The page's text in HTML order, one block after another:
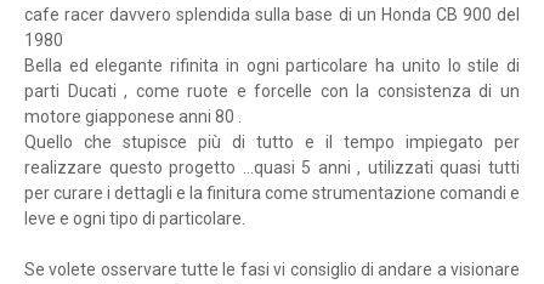
cafe racer davvero splendida sulla base di un Honda CB 900 del
1980
Bella ed elegante rifinita in ogni particolare ha unito lo stile di
parti Ducati , come ruote e forcelle con la consistenza di un
motore giapponese anni 80 .
Quello che stupisce più di tutto e il tempo impiegato per
realizzare questo progetto ...quasi 5 anni , utilizzati quasi tutti
per curare i dettagli e la finitura come strumentazione comandi e
leve e ogni tipo di particolare.
Se volete osservare tutte le fasi vi consiglio di andare a visionare